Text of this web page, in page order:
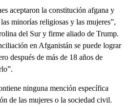
aceptaron la constitución afgana y
minorías religiosas y las mujeres”,
del Sur y firme aliado de Trump.
en Afganistán se puede lograr
después de más de 18 años de
ninguna mención específica
de las mujeres o la sociedad civil.